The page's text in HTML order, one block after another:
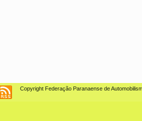
Copyright Federação Paranaense de